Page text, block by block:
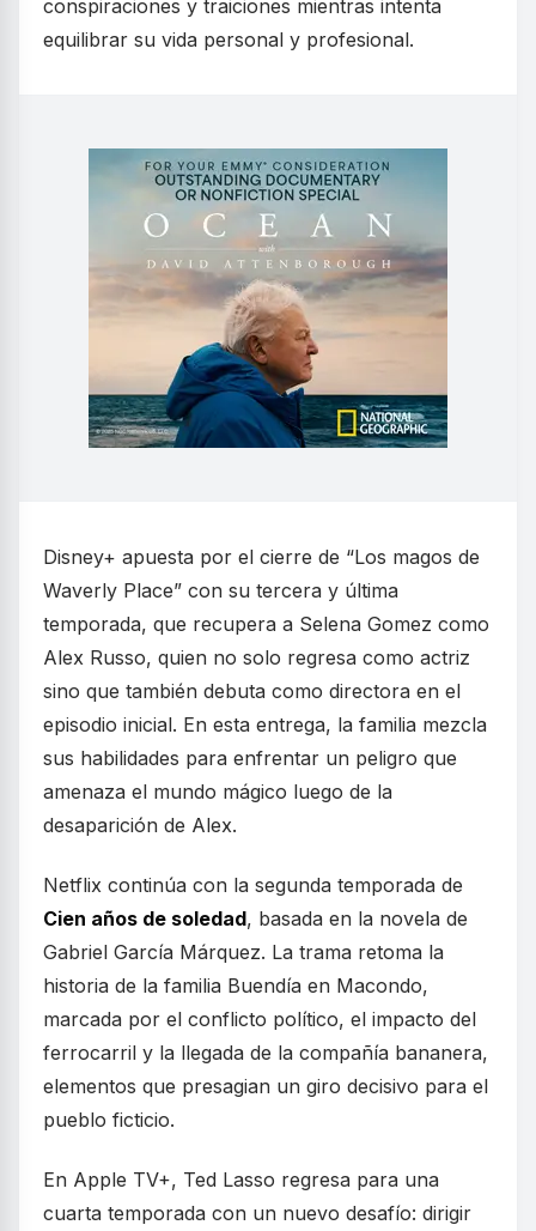
conspiraciones y traiciones mientras intenta
equilibrar su vida personal y profesional.
Disney+ apuesta por el cierre de “Los magos de
Waverly Place” con su tercera y última
temporada, que recupera a Selena Gomez como
Alex Russo, quien no solo regresa como actriz
sino que también debuta como directora en el
episodio inicial. En esta entrega, la familia mezcla
sus habilidades para enfrentar un peligro que
amenaza el mundo mágico luego de la
desaparición de Alex.
Netflix continúa con la segunda temporada de
Cien años de soledad, basada en la novela de
Gabriel García Márquez. La trama retoma la
historia de la familia Buendía en Macondo,
marcada por el conflicto político, el impacto del
ferrocarril y la llegada de la compañía bananera,
elementos que presagian un giro decisivo para el
pueblo ficticio.
En Apple TV+, Ted Lasso regresa para una
cuarta temporada con un nuevo desafío: dirigir